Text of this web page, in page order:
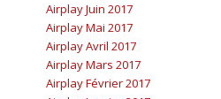
Airplay Juin 2017
Airplay Mai 2017
Airplay Avril 2017
Airplay Mars 2017
Airplay Février 2017